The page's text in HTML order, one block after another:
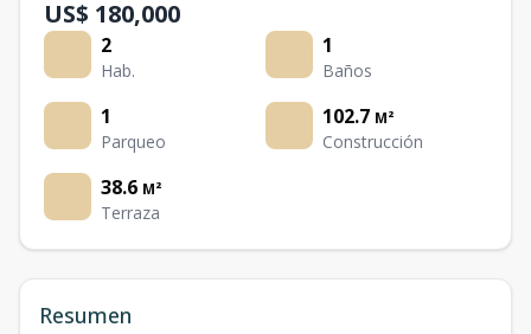
US$ 180,000
2
Hab.
1
Baños
1
Parqueo
102.7 M²
Construcción
38.6 M²
Terraza
Resumen